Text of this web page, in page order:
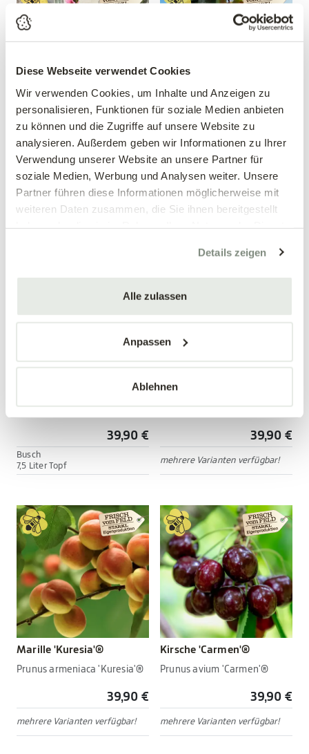
Diese Webseite verwendet Cookies
Wir verwenden Cookies, um Inhalte und Anzeigen zu
personalisieren, Funktionen für soziale Medien anbieten
zu können und die Zugriffe auf unsere Website zu
analysieren. Außerdem geben wir Informationen zu Ihrer
Verwendung unserer Website an unsere Partner für
soziale Medien, Werbung und Analysen weiter. Unsere
Partner führen diese Informationen möglicherweise mit
weiteren Daten zusammen, die Sie ihnen bereitgestellt
Details zeigen
Alle zulassen
Anpassen
Ablehnen
Zwergpfirsich 'Crimson'®
Prunus persica 'Crimson'®
39,90 €
mehrere Varianten verfügbar!
Apfel 'Red Topaz'®
Malus domestica 'Red Topaz'®
39,90 €
mehrere Varianten verfügbar!
Prunus persica 'Saturn'
39,90 €
Busch
7,5 Liter Topf
Apfel 'Cox Orange'
Malus domestica ' Cox Orange'
39,90 €
mehrere Varianten verfügbar!
Marille 'Kuresia'®
Prunus armeniaca 'Kuresia'®
39,90 €
mehrere Varianten verfügbar!
Kirsche 'Carmen'®
Prunus avium 'Carmen'®
39,90 €
mehrere Varianten verfügbar!